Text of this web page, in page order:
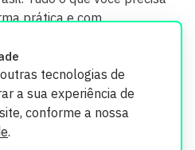
tecnologias de
a sua experiência de
conforme a nossa
.
prática e com